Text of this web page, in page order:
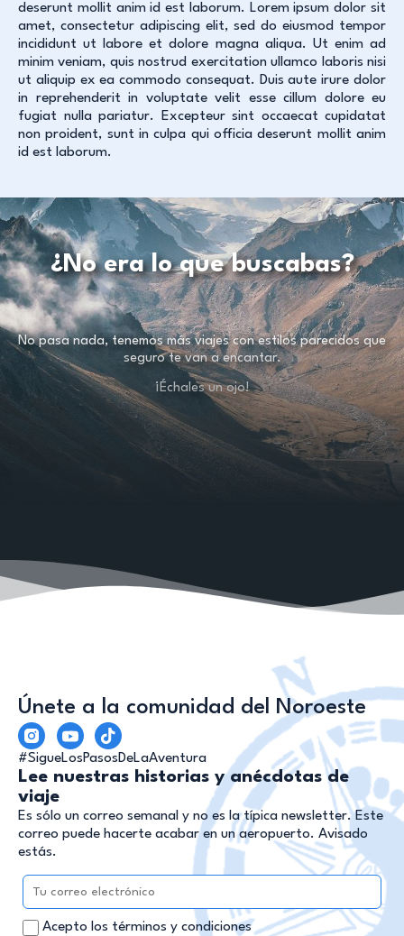
deserunt mollit anim id est laborum. Lorem ipsum dolor sit
amet, consectetur adipiscing elit, sed do eiusmod tempor
incididunt ut labore et dolore magna aliqua. Ut enim ad
minim veniam, quis nostrud exercitation ullamco laboris nisi
ut aliquip ex ea commodo consequat. Duis aute irure dolor
in reprehenderit in voluptate velit esse cillum dolore eu
fugiat nulla pariatur. Excepteur sint occaecat cupidatat
non proident, sunt in culpa qui officia deserunt mollit anim
id est laborum.
¿No era lo que buscabas?
No pasa nada, tenemos más viajes con estilos parecidos que
seguro te van a encantar.
¡Échales un ojo!
Únete a la comunidad del Noroeste
#SigueLosPasosDeLaAventura
Lee nuestras historias y anécdotas de
viaje
Es sólo un correo semanal y no es la típica newsletter. Este
correo puede hacerte acabar en un aeropuerto. Avisado
estás.
Acepto los términos y condiciones